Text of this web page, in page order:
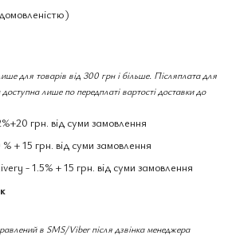
для товарів від 300 грн і більше. Післяплата для
лише по передплаті вартості доставки до
грн. від суми замовлення
+ 15 грн. від суми замовлення
- 1.5% + 15 грн. від суми замовлення
в SMS/Viber після дзвінка менеджера